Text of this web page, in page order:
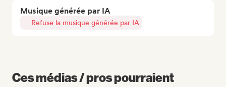
Musique générée par IA
Refuse la musique générée par IA
Ces médias / pros pourraient